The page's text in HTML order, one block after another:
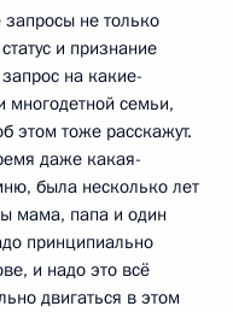
не только
и признание
на какие-
семьи,
этом тоже расскажут.
даже какая-
была несколько лет
мама, папа и один
принципиально
и надо это всё
двигаться в этом